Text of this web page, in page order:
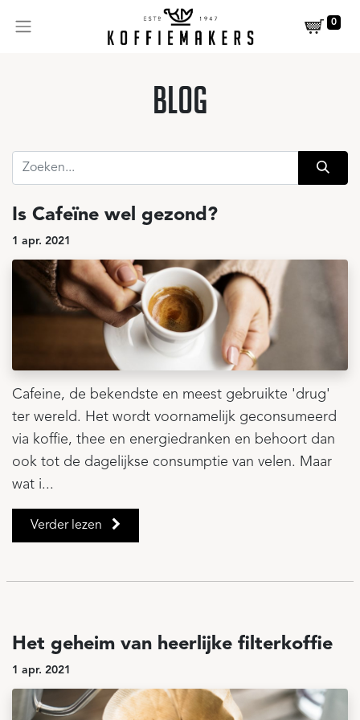
0
blog
Is Cafeïne wel gezond?
1 apr. 2021
Cafeine, de bekendste en meest gebruikte 'drug'
ter wereld. Het wordt voornamelijk geconsumeerd
via koffie, thee en energiedranken en behoort dan
ook tot de dagelijkse consumptie van velen. Maar
wat i...
Verder lezen
Het geheim van heerlijke filterkoffie
1 apr. 2021